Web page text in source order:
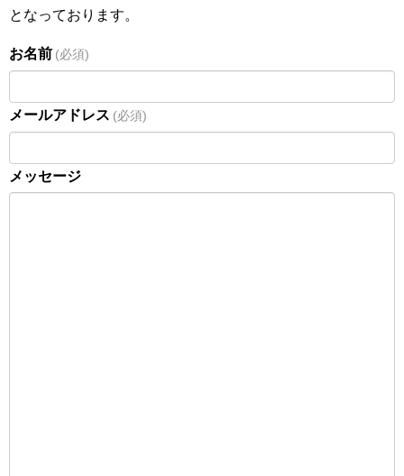
となっております。
お名前 (必須)
メールアドレス (必須)
メッセージ